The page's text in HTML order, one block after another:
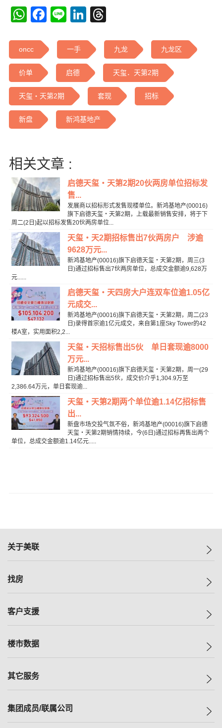
WhatsApp
Facebook
LineLinkedIn
oncc 一手 九龙 九龙区
价单 启德 天玺．天第2期
天玺‧天第2期 套现 招标
新盘 新鸿基地产
相关文章 :
启德天玺‧天第2期20伙两房单位招标发
售...
发展商以招标形式发售现楼单位。新鸿基地产(00016)
旗下启德天玺‧天第2期，上载最新销售安排，将于下
周二(2日)起以招标发售20伙两房单位...
天玺‧天2期招标售出7伙两房户 涉逾
9628万元...
新鸿基地产(00016)旗下启德天玺‧天第2期，周三(3
日)通过招标售出7伙两房单位，总成交金额逾9,628万
元......
启德天玺‧天四房大户连双车位逾1.05亿
元成交...
新鸿基地产(00016)旗下启德天玺‧天第2期，周二(23
日)录得首宗逾1亿元成交，来自第1座Sky Tower的42
楼A室，实用面积2,2...
天玺‧天招标售出5伙 单日套现逾8000
万元...
新鸿基地产(00016)旗下启德天玺‧天第2期，周一(29
日)通过招标售出5伙，成交价介乎1,304.9万至
2,386.64万元，单日套现逾...
天玺‧天第2期两个单位逾1.14亿招标售
出...
新盘市场交投气氛不俗，新鸿基地产(00016)旗下启德
天玺‧天第2期销情持续，今(6日)通过招标再售出两个
单位，总成交金额逾1.14亿元.....
关于美联
美联集团
人才招募
找房
一手新房
减价
美联豪宅
独家楼盘
租房
客户支援
自助放盘
查询热线
按揭计算机
负担能力计算机
楼市数据
指数
历史成交
其它服务
小区专页
集团成员/联属公司